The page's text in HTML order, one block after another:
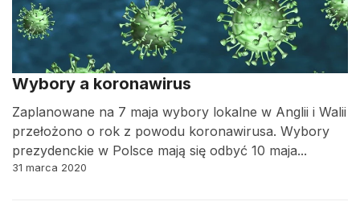
Wybory a koronawirus
Zaplanowane na 7 maja wybory lokalne w Anglii i Walii
przełożono o rok z powodu koronawirusa. Wybory
prezydenckie w Polsce mają się odbyć 10 maja...
31 marca 2020